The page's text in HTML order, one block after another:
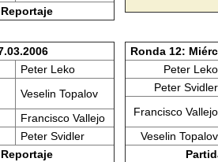
Peter Leko
Veselin Topalov
Francisco Vallejo
Peter Svidler
Ronda 12:
Peter Leko
Peter Svidler
Francisco Vallejo
Veselin Topalov